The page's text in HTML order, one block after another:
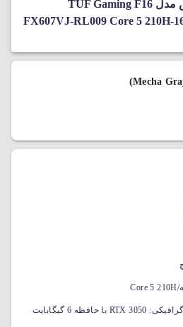
لپ‌ تاپ 16 اینچی ایسوس مدل TUF Gaming F16
FX607VJ-RL009 Core 5 210H-
RTX 3050 با حافظه 6 گیگابایت